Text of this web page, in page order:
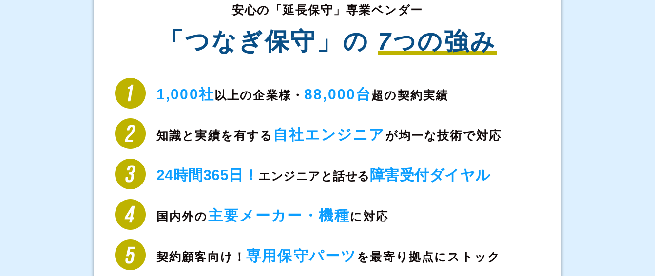
安心の「延長保守」専業ベンダー
「つなぎ保守」の 7つの強み
1,000社以上の企業様・ 88,000台超の契約実績
知識と実績を有する 自社エンジニア が均一な技術で対応
24時間365日！ エンジニアと話せる 障害受付ダイヤル
国内外の主要メーカー・機種に対応
契約顧客向け！専用保守パーツ を最寄り拠点にストック